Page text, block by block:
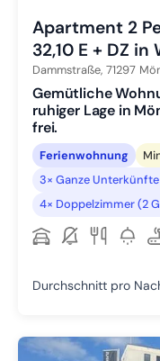
Apartment 2
32,10 E + DZ in
Dammstraße, 71297
Gemütliche
ruhiger Lage in
frei.
Ferienwohnung
3× Ganze
4× Doppelzimmer (2
Durchschnitt pro